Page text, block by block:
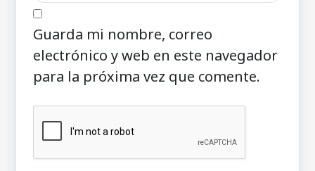
Guarda mi nombre, correo
electrónico y web en este navegador
para la próxima vez que comente.